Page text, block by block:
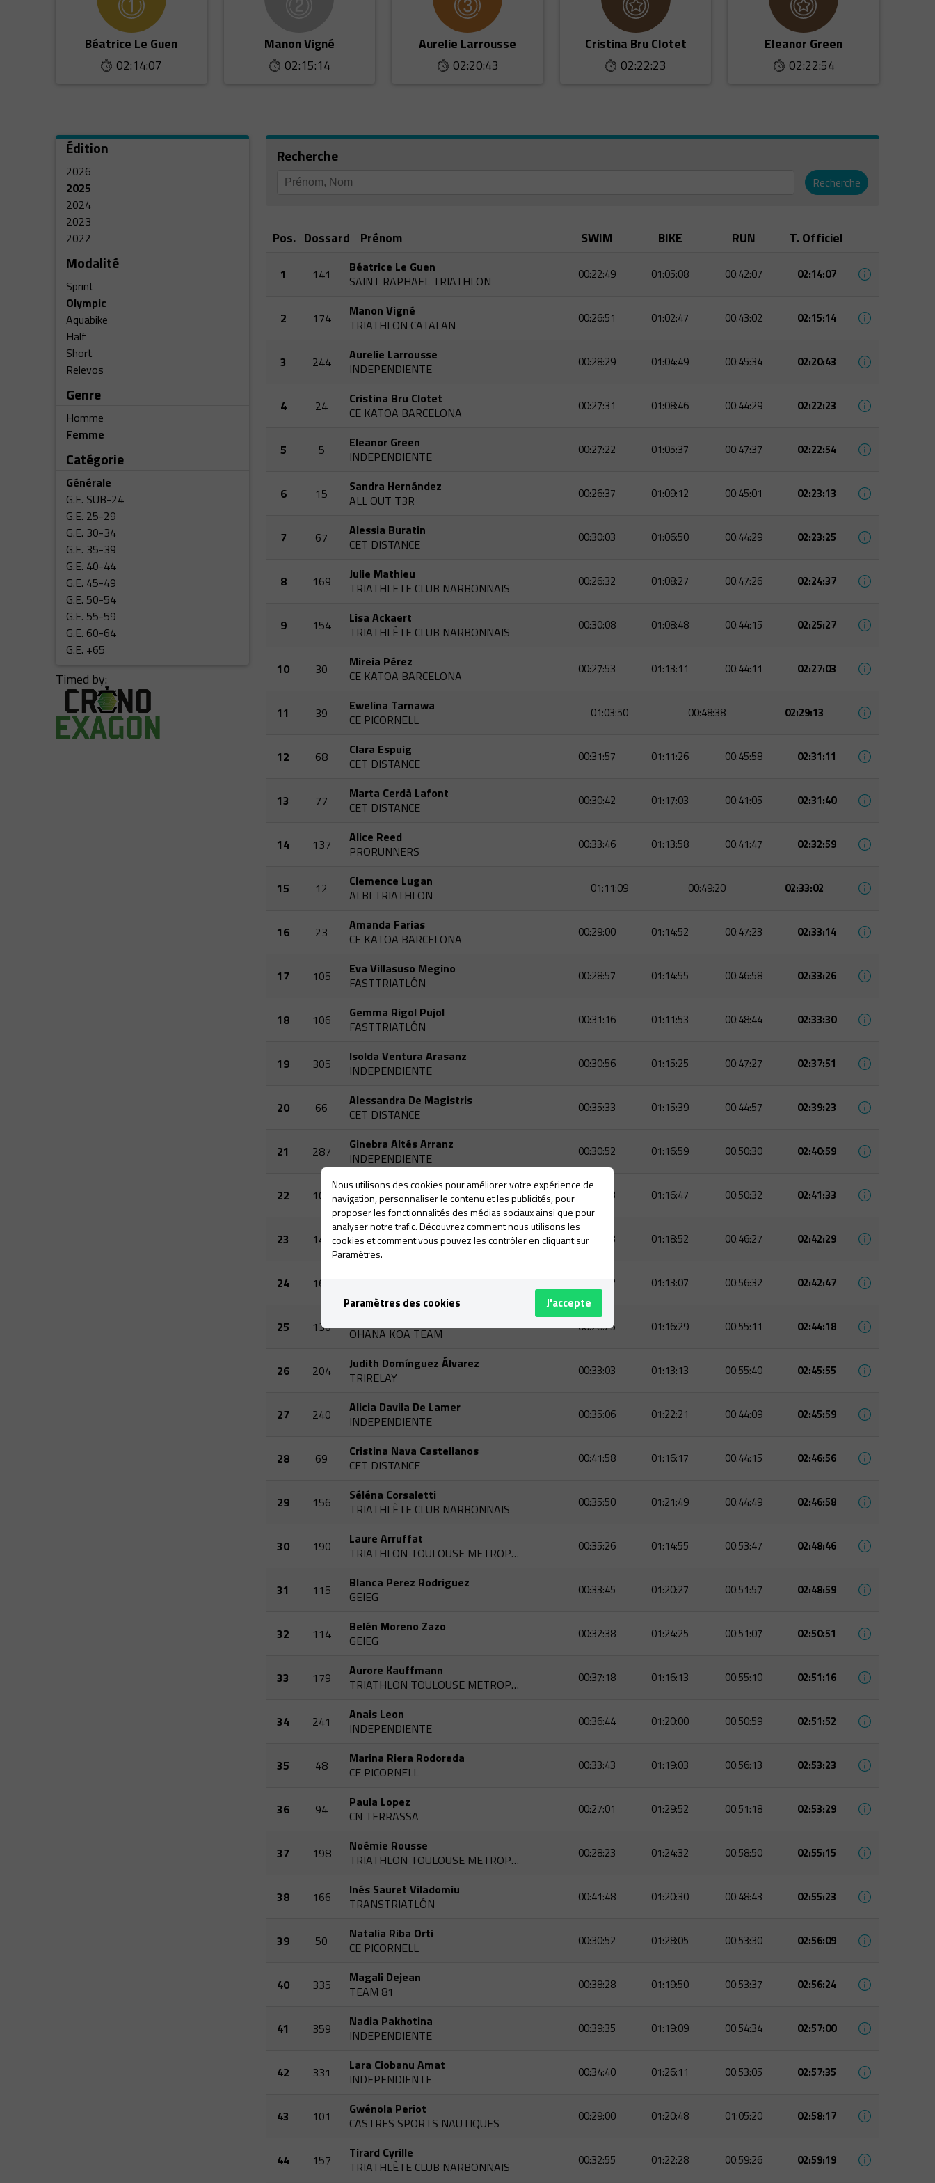
Béatrice Le Guen
02:14:07
Manon Vigné
02:15:14
Aurelie Larrousse
02:20:43
Cristina Bru Clotet
02:22:23
Eleanor Green
02:22:54
Édition
2026
2025
2024
2023
2022
Modalité
Sprint
Olympic
Aquabike
Half
Short
Relevos
Genre
Homme
Femme
Catégorie
Générale
G.E. SUB-24
G.E. 25-29
G.E. 30-34
G.E. 35-39
G.E. 40-44
G.E. 45-49
G.E. 50-54
G.E. 55-59
G.E. 60-64
G.E. +65
Timed by:
Recherche
Recherche
Pos. Dossard Prénom SWIM BIKE RUN T. Officiel
1 141
Béatrice Le Guen
SAINT RAPHAEL TRIATHLON
00:22:49 01:05:08 00:42:07 02:14:07
2 174
Manon Vigné
TRIATHLON CATALAN
00:26:51 01:02:47 00:43:02 02:15:14
3 244
Aurelie Larrousse
INDEPENDIENTE
00:28:29 01:04:49 00:45:34 02:20:43
4 24
Cristina Bru Clotet
CE KATOA BARCELONA
00:27:31 01:08:46 00:44:29 02:22:23
5 5
Eleanor Green
INDEPENDIENTE
00:27:22 01:05:37 00:47:37 02:22:54
6 15
Sandra Hernández
ALL OUT T3R
00:26:37 01:09:12 00:45:01 02:23:13
7 67
Alessia Buratin
CET DISTANCE
00:30:03 01:06:50 00:44:29 02:23:25
8 169
Julie Mathieu
TRIATHLETE CLUB NARBONNAIS
00:26:32 01:08:27 00:47:26 02:24:37
9 154
Lisa Ackaert
TRIATHLÈTE CLUB NARBONNAIS
00:30:08 01:08:48 00:44:15 02:25:27
10 30
Mireia Pérez
CE KATOA BARCELONA
00:27:53 01:13:11 00:44:11 02:27:03
11 39
Ewelina Tarnawa
CE PICORNELL
01:03:50 00:48:38 02:29:13
12 68
Clara Espuig
CET DISTANCE
00:31:57 01:11:26 00:45:58 02:31:11
13 77
Marta Cerdà Lafont
CET DISTANCE
00:30:42 01:17:03 00:41:05 02:31:40
14 137
Alice Reed
PRORUNNERS
00:33:46 01:13:58 00:41:47 02:32:59
15 12
Clemence Lugan
ALBI TRIATHLON
01:11:09 00:49:20 02:33:02
16 23
Amanda Farias
CE KATOA BARCELONA
00:29:00 01:14:52 00:47:23 02:33:14
17 105
Eva Villasuso Megino
FASTTRIATLÓN
00:28:57 01:14:55 00:46:58 02:33:26
18 106
Gemma Rigol Pujol
FASTTRIATLÓN
00:31:16 01:11:53 00:48:44 02:33:30
19 305
Isolda Ventura Arasanz
INDEPENDIENTE
00:30:56 01:15:25 00:47:27 02:37:51
20 66
Alessandra De Magistris
CET DISTANCE
00:35:33 01:15:39 00:44:57 02:39:23
21 287
Ginebra Altés Arranz
INDEPENDIENTE
00:30:52 01:16:59 00:50:30 02:40:59
22 104
Anna Sánchez Martínez
FASTTRIATLÓN
00:31:13 01:16:47 00:50:32 02:41:33
23 142
Dorothee Aubertin
SAINT RAPHAEL TRIATHLON
00:33:33 01:18:52 00:46:27 02:42:29
24 168 00:28:12 01:13:07 00:56:32 02:42:47
25 130
OHANA KOA TEAM
00:28:25 01:16:29 00:55:11 02:44:18
26 204
Judith Domínguez Álvarez
TRIRELAY
00:33:03 01:13:13 00:55:40 02:45:55
27 240
Alicia Davila De Lamer
INDEPENDIENTE
00:35:06 01:22:21 00:44:09 02:45:59
28 69
Cristina Nava Castellanos
CET DISTANCE
00:41:58 01:16:17 00:44:15 02:46:56
29 156
Séléna Corsaletti
TRIATHLÈTE CLUB NARBONNAIS
00:35:50 01:21:49 00:44:49 02:46:58
30 190
Laure Arruffat
TRIATHLON TOULOUSE METROPOLE
00:35:26 01:14:55 00:53:47 02:48:46
31 115
Blanca Perez Rodriguez
GEIEG
00:33:45 01:20:27 00:51:57 02:48:59
32 114
Belén Moreno Zazo
GEIEG
00:32:38 01:24:25 00:51:07 02:50:51
33 179
Aurore Kauffmann
TRIATHLON TOULOUSE METROPOLE
00:37:18 01:16:13 00:55:10 02:51:16
34 241
Anais Leon
INDEPENDIENTE
00:36:44 01:20:00 00:50:59 02:51:52
35 48
Marina Riera Rodoreda
CE PICORNELL
00:33:43 01:19:03 00:56:13 02:53:23
36 94
Paula Lopez
CN TERRASSA
00:27:01 01:29:52 00:51:18 02:53:29
37 198
Noémie Rousse
TRIATHLON TOULOUSE METROPOLE
00:28:23 01:24:32 00:58:50 02:55:15
38 166
Inés Sauret Viladomiu
TRANSTRIATLÓN
00:41:48 01:20:30 00:48:43 02:55:23
39 50
Natalia Riba Orti
CE PICORNELL
00:30:52 01:28:05 00:53:30 02:56:09
40 335
Magali Dejean
TEAM 81
00:38:28 01:19:50 00:53:37 02:56:24
41 359
Nadia Pakhotina
INDEPENDIENTE
00:39:35 01:19:09 00:54:34 02:57:00
42 331
Lara Ciobanu Amat
INDEPENDIENTE
00:34:40 01:26:11 00:53:05 02:57:35
43 101
Gwénola Periot
CASTRES SPORTS NAUTIQUES
00:29:00 01:20:48 01:05:20 02:58:17
44 157
Tirard Cyrille
TRIATHLÈTE CLUB NARBONNAIS
00:32:55 01:22:28 00:59:26 02:59:19
Nous utilisons des cookies pour améliorer votre expérience de
navigation, personnaliser le contenu et les publicités, pour
proposer les fonctionnalités des médias sociaux ainsi que pour
analyser notre trafic. Découvrez comment nous utilisons les
cookies et comment vous pouvez les contrôler en cliquant sur
Paramètres.
Paramètres des cookies J'accepte